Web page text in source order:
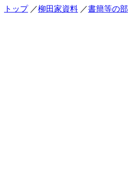
トップ ／柳田家資料 ／書簡等の部